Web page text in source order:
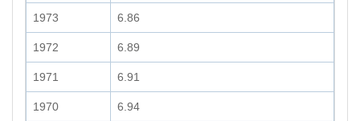
1973 6.86
1972 6.89
1971 6.91
1970 6.94